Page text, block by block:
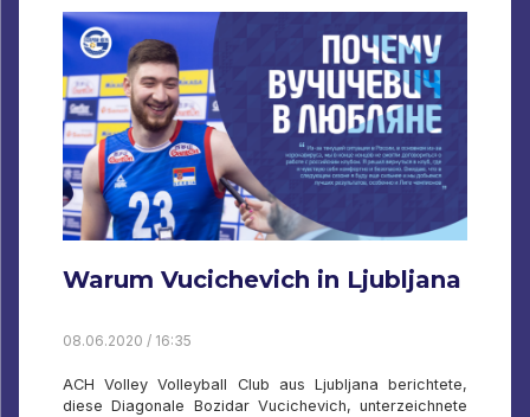
Warum Vucichevich in Ljubljana
08.06.2020 / 16:35
ACH Volley Volleyball Club aus Ljubljana berichtete,
diese Diagonale Bozidar Vucichevich, unterzeichnete